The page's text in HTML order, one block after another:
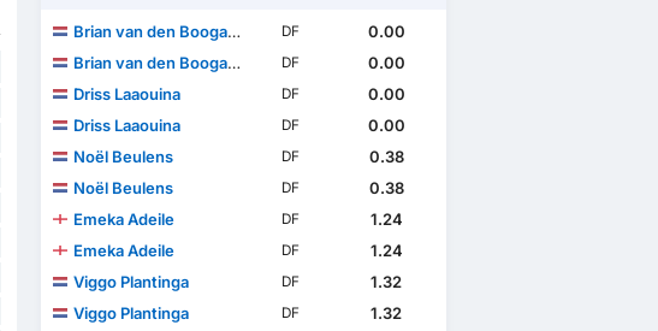
Brian van den Boogaard DF
0.00
Brian van den Boogaard
DF
0.00
Driss Laaouina
DF
0.00
Driss Laaouina
DF
0.00
Noël Beulens
DF
0.38
Noël Beulens
DF
0.38
Emeka Adeile
DF
1.24
Emeka Adeile
DF
1.24
Viggo Plantinga
DF
1.32
Viggo Plantinga
DF
1.32